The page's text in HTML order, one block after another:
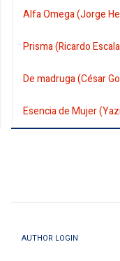
Alfa Omega (Jorge
Prisma (Ricardo
De madruga (César
Esencia de Mujer
AUTHOR LOGIN